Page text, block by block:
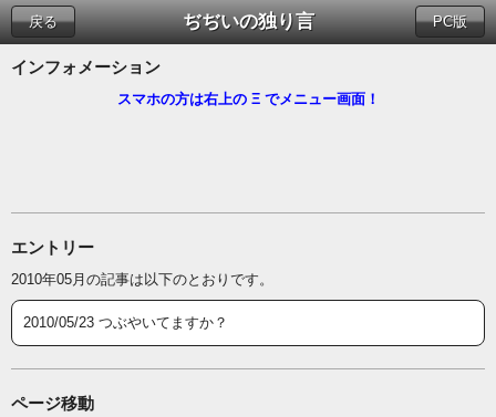
ぢぢいの独り言
戻る PC版
インフォメーション
スマホの方は右上の Ξ でメニュー画面！
エントリー
2010年05月の記事は以下のとおりです。
2010/05/23 つぶやいてますか？
ページ移動